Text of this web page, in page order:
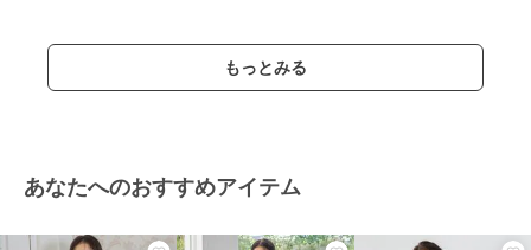
もっとみる
あなたへのおすすめアイテム